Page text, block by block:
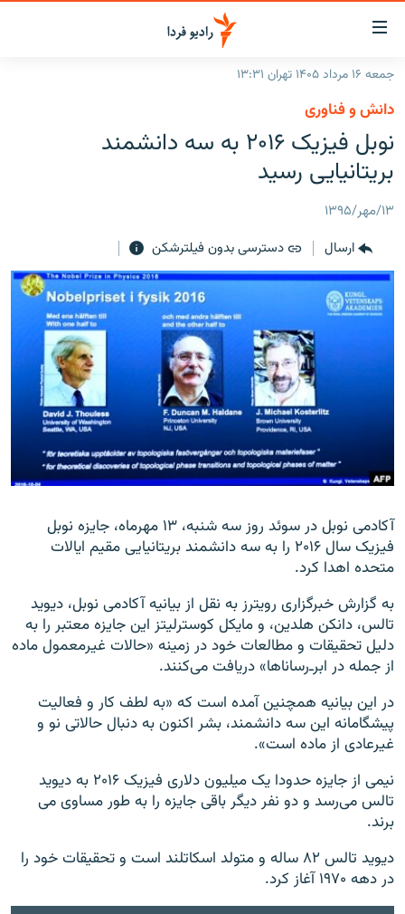
لینک‌های
قابلیت
دسترسی
بازگشت
منوی
اصلی
رفتن
صفحه
جستجو
ایران
جهان
برنامه‌های رادیویی
فرکانس‌ها
پادکست
چندرسانه‌ای
گزارش‌های تصویری
گزارش‌های ویدئویی
زنان فردا
به ما بپیوندید
جمعه ۱۶ مرداد ۱۴۰۵ تهران ۱۳:۳۱
دانش و فناوری
نوبل فیزیک ۲۰۱۶ به سه دانشمند
بریتانیایی رسید
۱۳/مهر/۱۳۹۵
ارسال
دسترسی بدون فیلترشکن
آکادمی نوبل در سوئد روز سه شنبه، ۱۳ مهرماه، جایزه نوبل
فیزیک سال ۲۰۱۶ را به سه دانشمند بریتانیایی مقیم ایالات
متحده اهدا کرد.
به گزارش خبرگزاری رویترز به نقل از بیانیه آکادمی نوبل، دیوید
تالس، دانکن هلدین، و مایکل کوسترلیتز این جایزه معتبر را به
دلیل تحقیقات و مطالعات خود در زمینه «حالات غیرمعمول ماده
از جمله در ابر‌ـ‌رساناها» دریافت می‌کنند.
در این بیانیه همچنین آمده است که «به لطف کار و فعالیت
پیشگامانه این سه دانشمند، بشر اکنون به دنبال حالاتی نو و
غیرعادی از ماده است».
نیمی از جایزه حدودا یک میلیون دلاری فیزیک ۲۰۱۶ به دیوید
تالس می‌رسد و دو نفر دیگر باقی جایزه را به طور مساوی می
برند.
دیوید تالس ۸۲ ساله و متولد اسکاتلند است و تحقیقات خود را
در دهه ۱۹۷۰ آغاز کرد.